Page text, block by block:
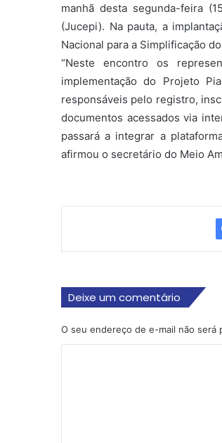
manhã desta segunda-feira
(Jucepi). Na pauta, a
Nacional para a Simplificação
“Neste encontro os
implementação do Projeto
responsáveis pelo registro,
documentos acessados via
passará a integrar a
afirmou o secretário do Meio
Deixe um comentário
O seu endereço de e-mail não será